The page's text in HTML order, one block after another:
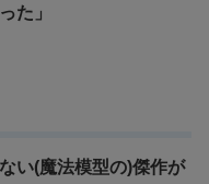
た」
い(魔法模型の)傑作が